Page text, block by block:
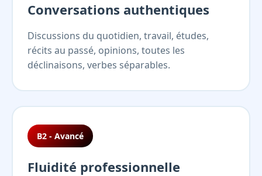
Conversations authentiques
Discussions du quotidien, travail, études,
récits au passé, opinions, toutes les
déclinaisons, verbes séparables.
B2 - Avancé
Fluidité professionnelle